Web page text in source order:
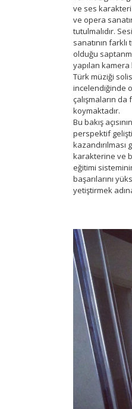
ve ses
ve opera
tutulmalıdır.
sanatının
olduğu
yapılan kamera
Türk müziği
incelendiğinde
çalışmaların da
koymaktadır.
Bu bakış
perspektif
karakterine ve
eğitimi
başarılarını
yetiştirmek